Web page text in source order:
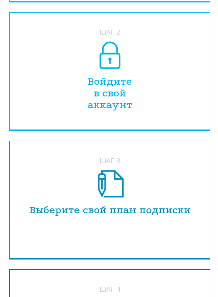
ШАГ 2
Войдите
в свой
аккаунт
ШАГ 3
Выберите свой план подписки
ШАГ 4